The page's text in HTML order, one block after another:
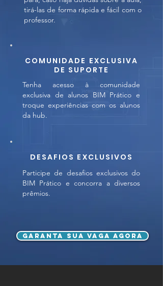
tirá-las de forma rápida e fácil com o
professor.
COMUNIDADE EXCLUSIVA
DE SUPORTE
Tenha acesso à comunidade
exclusiva de alunos BIM Prático e
troque experiências com os alunos
da hub.
DESAFIOS EXCLUSIVOS
Participe de desafios exclusivos do
BIM Prático e concorra a diversos
prêmios.
GARANTA SUA VAGA AGORA